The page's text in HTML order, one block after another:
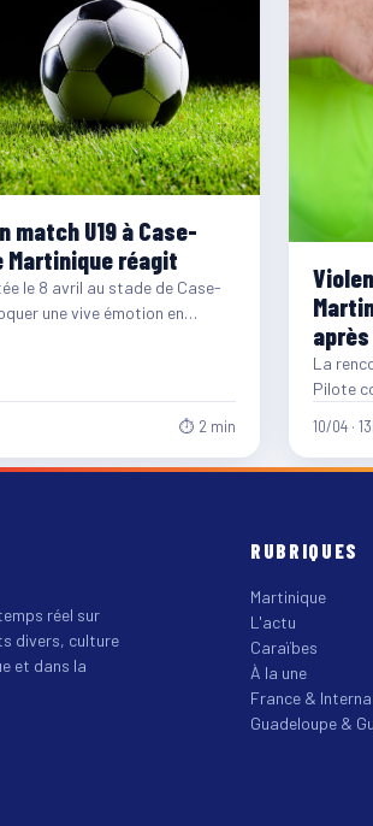
match U19 à Case-
Martinique réagit
le 8 avril au stade de Case-
une vive émotion en…
⏱ 2 min
La
Pilote
10/04 ·
réel sur
divers, culture
et dans la
RUBRIQUES
Martinique
L'actu
Caraïbes
À la une
France &
Guadeloupe &